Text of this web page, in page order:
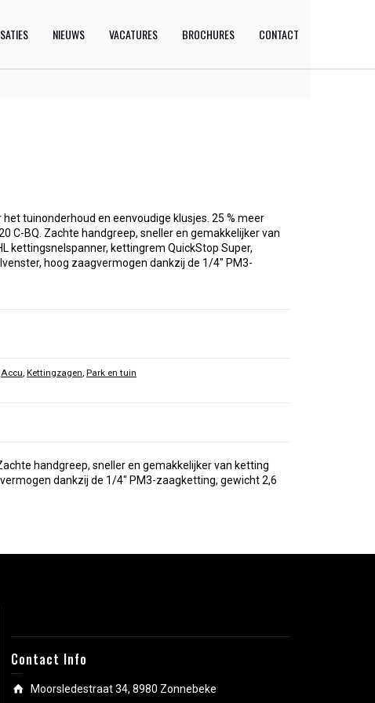
NIEUWS VACATURES BROCHURES CONTACT
tuinonderhoud en eenvoudige klusjes. 25 % meer
C-BQ. Zachte handgreep, sneller en gemakkelijker van
kettingsnelspanner, kettingrem QuickStop Super,
hoog zaagvermogen dankzij de 1/4" PM3-
Accu, Kettingzagen, Park en tuin
handgreep, sneller en gemakkelijker van ketting
dankzij de 1/4″ PM3-zaagketting, gewicht 2,6
Contact Info
Moorsledestraat 34, 8980 Zonnebeke